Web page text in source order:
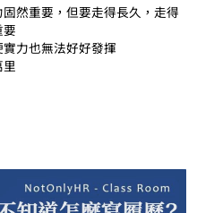
然重要，但要走得長久，走得
力也無法好好發揮